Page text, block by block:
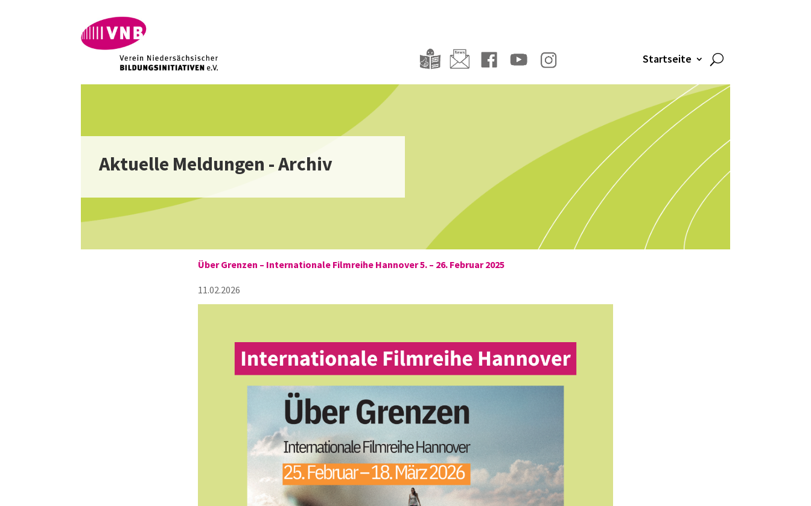
Startseite
Aktuelle Meldungen - Archiv
Über Grenzen – Internationale Filmreihe Hannover 5. – 26. Februar 2025
11.02.2026